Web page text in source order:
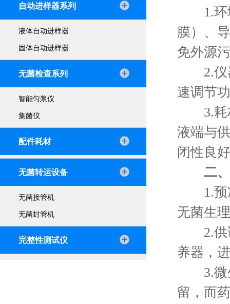
自动进样器系列
液体自动进样器
固体自动进样器
无菌检查系列
智能匀浆仪
集菌仪
配件耗材
无菌转运设备
无菌接管机
无菌封管机
完整性测试仪
1.环境
膜）、
免外源
2.仪器
速调节
3.耗材
液端与
闭性良
二
1.预冲
无菌生
2.供试
养器，
3.微生
留，而